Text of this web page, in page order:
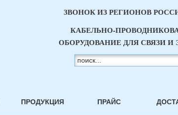
ЗВОНОК ИЗ РЕГИОНОВ
КАБЕЛЬНО-
ОБОРУДОВАНИЕ ДЛЯ СВЯЗИ И
ПРОДУКЦИЯ ПРАЙС